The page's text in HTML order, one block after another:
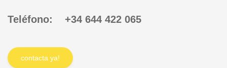
Teléfono: +34 644 422 065
contacta ya!